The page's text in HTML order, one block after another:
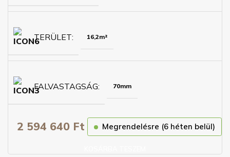
TERÜLET 16,2m²
FALVASTAGSÁG 70mm
2 594 640 Ft Megrendelésre (6 héten belül)